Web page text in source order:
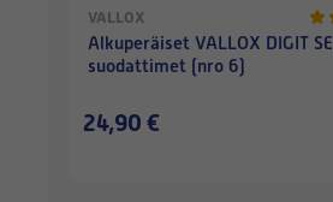
VALLOX
Alkuperäiset VALLOX DIGIT
suodattimet (nro 6)
24,90 €